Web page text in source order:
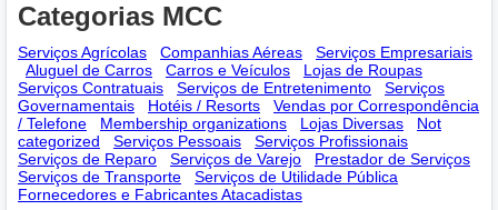
Categorias MCC
Serviços Agrícolas Companhias Aéreas
Serviços Empresariais
Aluguel de Carros
Carros e Veículos
Lojas de Roupas
Serviços Contratuais
Serviços de Entretenimento
Serviços
Governamentais
Hotéis / Resorts
Vendas por Correspondência
/ Telefone
Membership оrganizations Lojas Diversas
Not
categorized
Serviços Pessoais
Serviços Profissionais
Serviços de Reparo
Serviços de Varejo
Prestador de Serviços
Serviços de Transporte
Serviços de Utilidade Pública
Fornecedores e Fabricantes Atacadistas